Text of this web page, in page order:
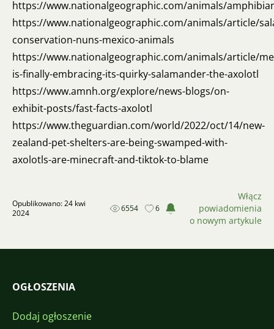
https://www.nationalgeographic.com/animals/
https://www.nationalgeographic.com/animals/article/
conservation-nuns-mexico-animals
https://www.nationalgeographic.com/animals/article/
is-finally-embracing-its-quirky-salamander-the-axolotl
https://www.amnh.org/explore/news-blogs/on-
exhibit-posts/fast-facts-axolotl
https://www.theguardian.com/world/2022/oct/14/new-
zealand-pet-shelters-are-being-swamped-with-
axolotls-are-minecraft-and-tiktok-to-blame
Opublikowano: 24 kwi
2024
6554 6
Włącz
powiadomienia
o nowym artykule
OGŁOSZENIA
Dodaj ogłoszenie